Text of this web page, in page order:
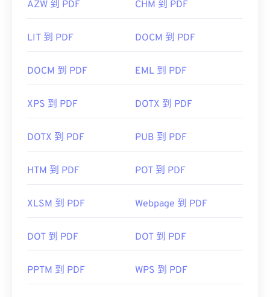
AZW 到 PDF CHM 到 PDF
LIT 到 PDF DOCM 到 PDF
DOCM 到 PDF EML 到 PDF
XPS 到 PDF DOTX 到 PDF
DOTX 到 PDF PUB 到 PDF
HTM 到 PDF POT 到 PDF
XLSM 到 PDF Webpage 到 PDF
DOT 到 PDF DOT 到 PDF
PPTM 到 PDF WPS 到 PDF